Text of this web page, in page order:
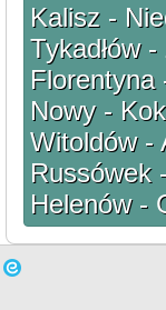
Kalisz -
Tykadłów
Florentyna
Nowy -
Witoldów -
Russówek
Helenów -